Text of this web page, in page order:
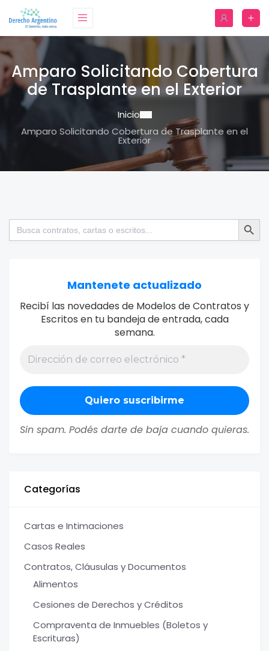
Amparo Solicitando Cobertura
de Trasplante en el Exterior
Inicio
Amparo Solicitando Cobertura de Trasplante en el
Exterior
Buscar: Botón de
Mantenete actualizado
Recibí las novedades de Modelos de Contratos y
Escritos en tu bandeja de entrada, cada
semana.
Sin spam. Podés darte de baja cuando quieras.
Categorías
Cartas e Intimaciones
Casos Reales
Contratos, Cláusulas y Documentos
Alimentos
Cesiones de Derechos y Créditos
Compraventa de Inmuebles (Boletos y
Escrituras)